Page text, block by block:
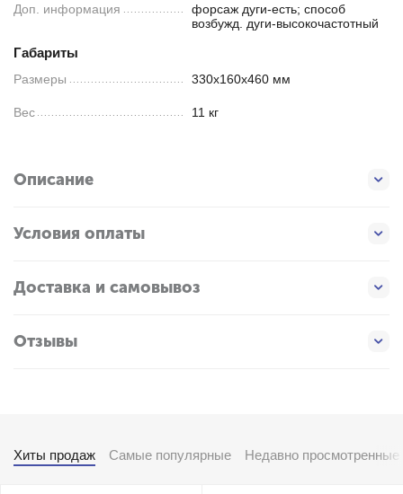
Доп. информация
форсаж дуги-есть; способ
возбужд. дуги-высокочастотный
Габариты
Размеры 330x160x460 мм
Вес 11 кг
Описание
Условия оплаты
Доставка и самовывоз
Отзывы
Хиты продаж Самые популярные Недавно просмотренные